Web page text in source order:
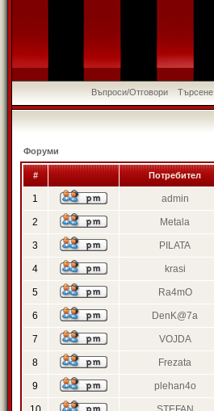
Въпроси/Отговори Търсене
Форуми
# Потребител
1 admin
2 Metala
3 PILATA
4 krasi
5 Ra4mO
6 DenK@7a
7 VOJDA
8 Frezata
9 plehan4o